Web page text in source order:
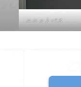
ユニットバス